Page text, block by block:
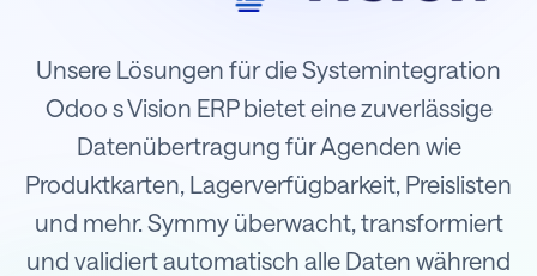
Integration von Odoo mit Vision ERP
Unsere Lösungen für die Systemintegration
Odoo s Vision ERP bietet eine zuverlässige
Datenübertragung für Agenden wie
Produktkarten, Lagerverfügbarkeit, Preislisten
und mehr. Symmy überwacht, transformiert
und validiert automatisch alle Daten während